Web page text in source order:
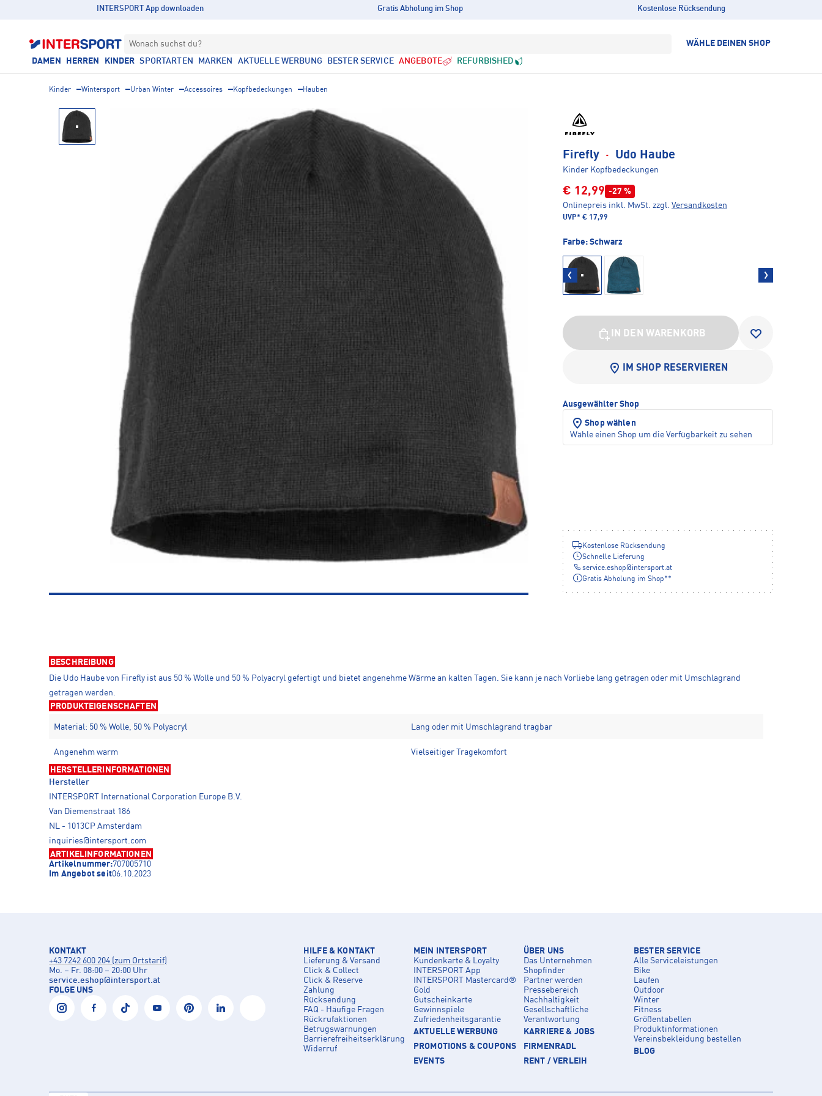
INTERSPORT App downloaden Gratis Abholung im Shop Kostenlose Rücksendung
Wonach suchst du? WÄHLE DEINEN SHOP
DAMEN HERREN KINDER SPORTARTEN MARKEN AKTUELLE WERBUNG BESTER SERVICE ANGEBOTE REFURBISHED
Kinder Wintersport Urban Winter Accessoires Kopfbedeckungen Hauben
Firefly · Udo Haube
Kinder Kopfbedeckungen
€ 12,99 -27 %
Onlinepreis inkl. MwSt. zzgl. Versandkosten
UVP* € 17,99
Farbe: Schwarz
IN DEN WARENKORB
IM SHOP RESERVIEREN
Ausgewählter Shop
Shop wählen
Wähle einen Shop um die Verfügbarkeit zu sehen
Kostenlose Rücksendung
Schnelle Lieferung
service.eshop@intersport.at
Gratis Abholung im Shop**
BESCHREIBUNG
Die Udo Haube von Firefly ist aus 50 % Wolle und 50 % Polyacryl gefertigt und bietet angenehme Wärme an kalten Tagen. Sie kann je nach Vorliebe lang getragen oder mit Umschlagrand
getragen werden.
PRODUKTEIGENSCHAFTEN
Material: 50 % Wolle, 50 % Polyacryl Lang oder mit Umschlagrand tragbar
Angenehm warm Vielseitiger Tragekomfort
HERSTELLERINFORMATIONEN
Hersteller
INTERSPORT International Corporation Europe B.V.
Van Diemenstraat 186
NL - 1013CP Amsterdam
inquiries@intersport.com
ARTIKELINFORMATIONEN
Artikelnummer:707005710
Im Angebot seit06.10.2023
KONTAKT
+43 7242 600 204 (zum Ortstarif)
Mo. – Fr. 08:00 – 20:00 Uhr
service.eshop@intersport.at
FOLGE UNS
HILFE & KONTAKT
Lieferung & Versand
Click & Collect
Click & Reserve
Zahlung
Rücksendung
FAQ - Häufige Fragen
Rückrufaktionen
Betrugswarnungen
Barrierefreiheitserklärung
Widerruf
MEIN INTERSPORT
Kundenkarte & Loyalty
INTERSPORT App
INTERSPORT Mastercard®
Gold
Gutscheinkarte
Gewinnspiele
Zufriedenheitsgarantie
AKTUELLE WERBUNG
PROMOTIONS & COUPONS
EVENTS
ÜBER UNS
Das Unternehmen
Shopfinder
Partner werden
Pressebereich
Nachhaltigkeit
Gesellschaftliche
Verantwortung
KARRIERE & JOBS
FIRMENRADL
RENT / VERLEIH
BESTER SERVICE
Alle Serviceleistungen
Bike
Laufen
Outdoor
Winter
Fitness
Größentabellen
Produktinformationen
Vereinsbekleidung bestellen
BLOG